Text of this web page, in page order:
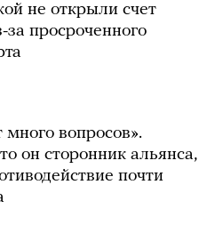
не открыли счет
за просроченного
вопросов».
он сторонник альянса,
почти